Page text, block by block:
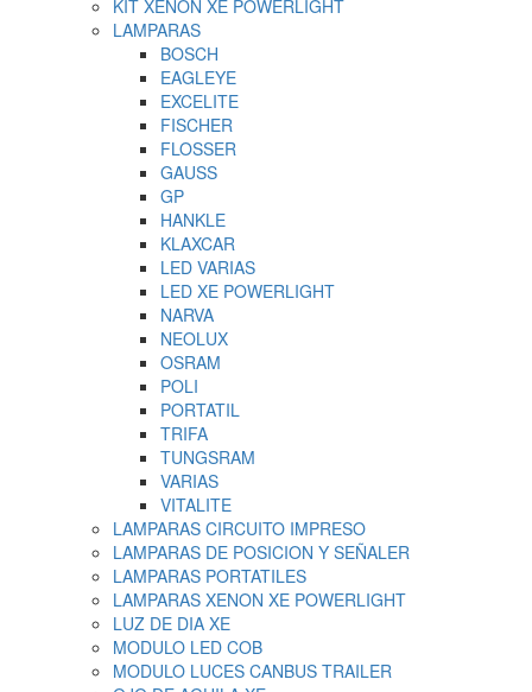
KIT XENON XE POWERLIGHT
LAMPARAS
BOSCH
EAGLEYE
EXCELITE
FISCHER
FLOSSER
GAUSS
GP
HANKLE
KLAXCAR
LED VARIAS
LED XE POWERLIGHT
NARVA
NEOLUX
OSRAM
POLI
PORTATIL
TRIFA
TUNGSRAM
VARIAS
VITALITE
LAMPARAS CIRCUITO IMPRESO
LAMPARAS DE POSICION Y SEÑALER
LAMPARAS PORTATILES
LAMPARAS XENON XE POWERLIGHT
LUZ DE DIA XE
MODULO LED COB
MODULO LUCES CANBUS TRAILER